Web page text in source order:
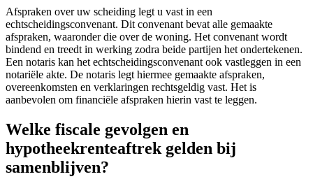
Afspraken over uw scheiding legt u vast in een
echtscheidingsconvenant. Dit convenant bevat alle gemaakte
afspraken, waaronder die over de woning. Het convenant wordt
bindend en treedt in werking zodra beide partijen het ondertekenen.
Een notaris kan het echtscheidingsconvenant ook vastleggen in een
notariële akte. De notaris legt hiermee gemaakte afspraken,
overeenkomsten en verklaringen rechtsgeldig vast. Het is
aanbevolen om financiële afspraken hierin vast te leggen.
Welke fiscale gevolgen en
hypotheekrenteaftrek gelden bij
samenblijven?